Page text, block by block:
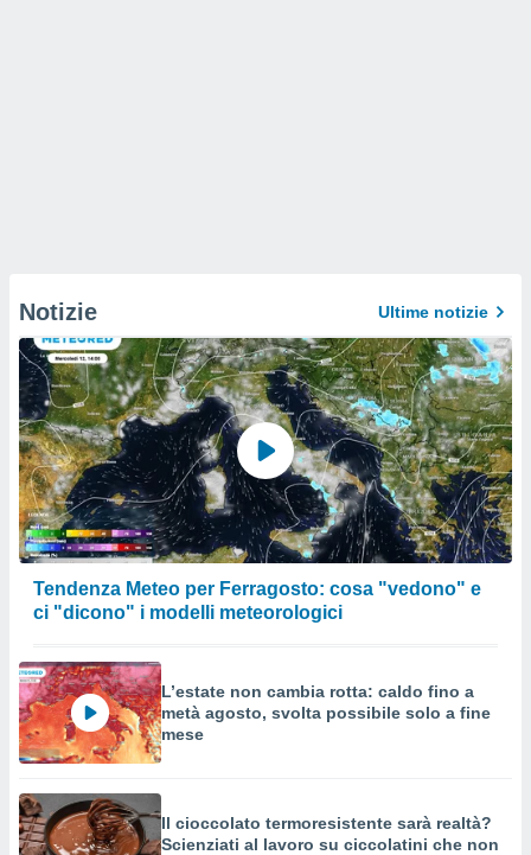
Notizie Ultime notizie
Tendenza Meteo per Ferragosto: cosa "vedono" e
ci "dicono" i modelli meteorologici
L’estate non cambia rotta: caldo fino a
metà agosto, svolta possibile solo a fine
mese
Il cioccolato termoresistente sarà realtà?
Scienziati al lavoro su ciccolatini che non